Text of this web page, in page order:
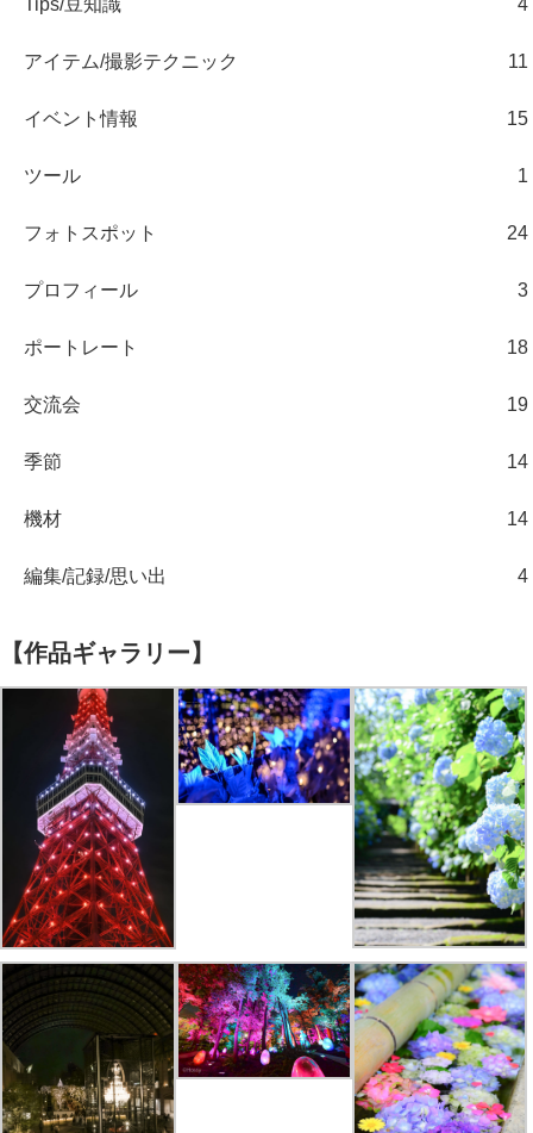
アイテム/撮影テクニック 11
イベント情報 15
ツール 1
フォトスポット 24
プロフィール 3
ポートレート 18
交流会 19
季節 14
機材 14
編集/記録/思い出 4
【作品ギャラリー】